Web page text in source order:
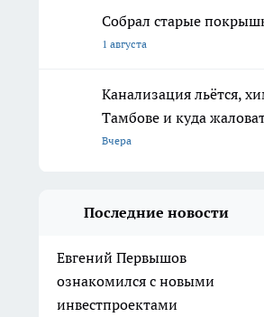
Собрал старые
1 августа
Канализация льётся,
Тамбове и куда
Вчера
Последние новости
Евгений Первышов
ознакомился с новыми
инвестпроектами